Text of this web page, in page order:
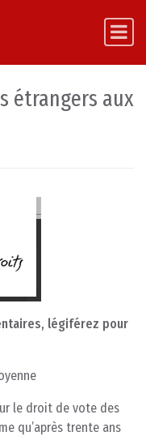
étrangers aux
légiférez pour
le droit de vote des
qu’après trente ans